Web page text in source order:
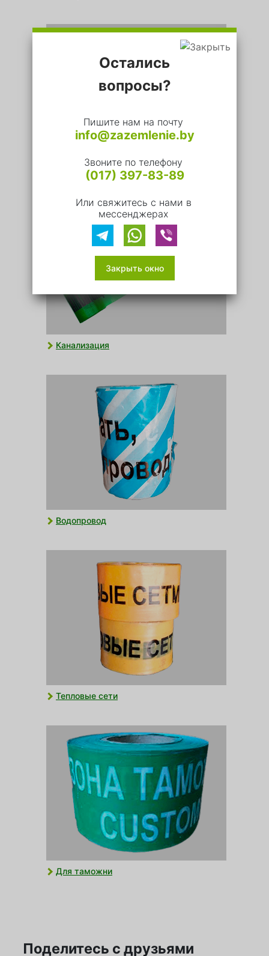
Оптический кабель
Канализация
Водопровод
Тепловые сети
Для таможни
Поделитесь с друзьями
Остались
вопросы?
Пишите нам на почту
info@zazemlenie.by
Звоните по телефону
(017) 397-83-89
Или свяжитесь с нами в
мессенджерах
Закрыть окно